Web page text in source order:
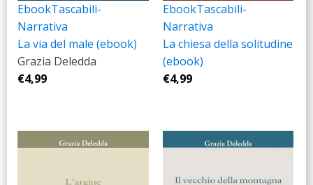
EbookTascabili-
Narrativa
La via del male (ebook)
Grazia Deledda
€4,99
EbookTascabili-
Narrativa
La chiesa della solitudine
(ebook)
€4,99